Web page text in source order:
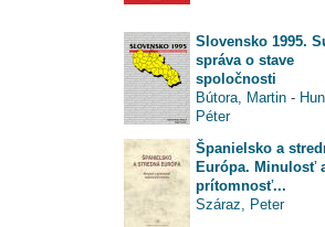
Slovensko 1995.
správa o stave
spoločnosti
Bútora, Martin -
Péter
Španielsko a
Európa. Minulosť
prítomnosť...
Száraz, Peter